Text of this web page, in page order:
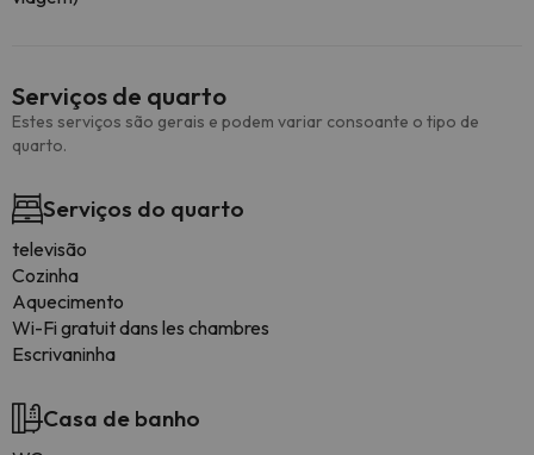
Serviços de quarto
Estes serviços são gerais e podem variar consoante o tipo de
quarto.
Serviços do quarto
televisão
Cozinha
Aquecimento
Wi-Fi gratuit dans les chambres
Escrivaninha
Casa de banho